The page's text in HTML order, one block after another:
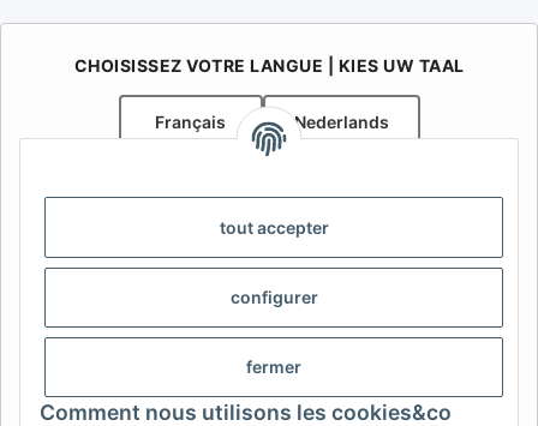
tout accepter
configurer
fermer
Comment nous utilisons les cookies&co
CHOISISSEZ VOTRE LANGUE | KIES UW TAAL
Français Nederlands
specialist in onderdelen voor aanhangwagens
Contact:info@afatek.com
AFATEK INTERNATIONAL – SELECT REGION & LANGUAGE |
CHOISIR LA RÉGION ET LA LANGUE | SELECCIONAR REGIÓN E